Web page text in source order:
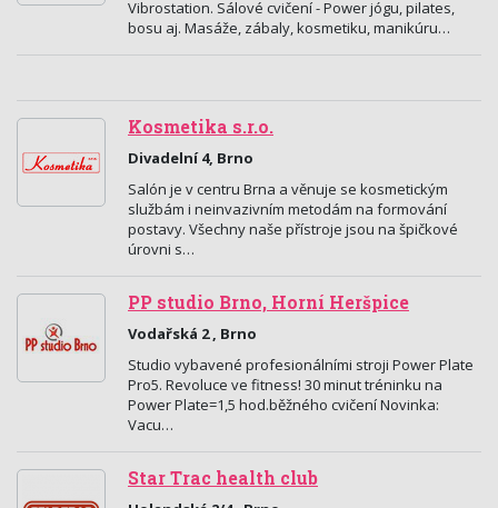
Vibrostation. Sálové cvičení - Power jógu, pilates,
bosu aj. Masáže, zábaly, kosmetiku, manikúru…
Kosmetika s.r.o.
Divadelní 4, Brno
Salón je v centru Brna a věnuje se kosmetickým
službám i neinvazivním metodám na formování
postavy. Všechny naše přístroje jsou na špičkové
úrovni s…
PP studio Brno, Horní Heršpice
Vodařská 2 , Brno
Studio vybavené profesionálními stroji Power Plate
Pro5. Revoluce ve fitness! 30 minut tréninku na
Power Plate=1,5 hod.běžného cvičení Novinka:
Vacu…
Star Trac health club